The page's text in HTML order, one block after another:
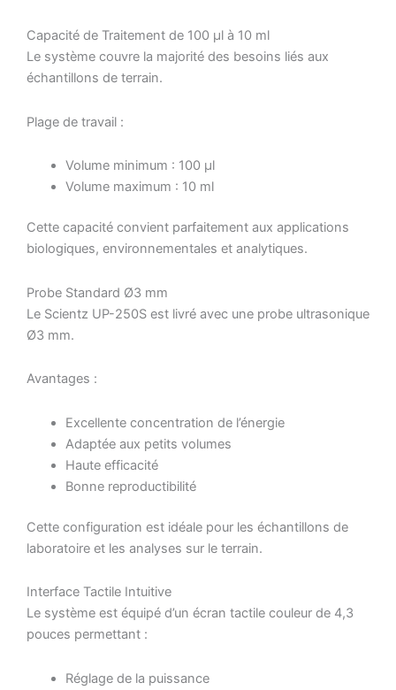
Capacité de Traitement de 100 µl à 10 ml
Le système couvre la majorité des besoins liés aux
échantillons de terrain.
Plage de travail :
Volume minimum : 100 µl
Volume maximum : 10 ml
Cette capacité convient parfaitement aux applications
biologiques, environnementales et analytiques.
Probe Standard Ø3 mm
Le Scientz UP-250S est livré avec une probe ultrasonique
Ø3 mm.
Avantages :
Excellente concentration de l’énergie
Adaptée aux petits volumes
Haute efficacité
Bonne reproductibilité
Cette configuration est idéale pour les échantillons de
laboratoire et les analyses sur le terrain.
Interface Tactile Intuitive
Le système est équipé d’un écran tactile couleur de 4,3
pouces permettant :
Réglage de la puissance